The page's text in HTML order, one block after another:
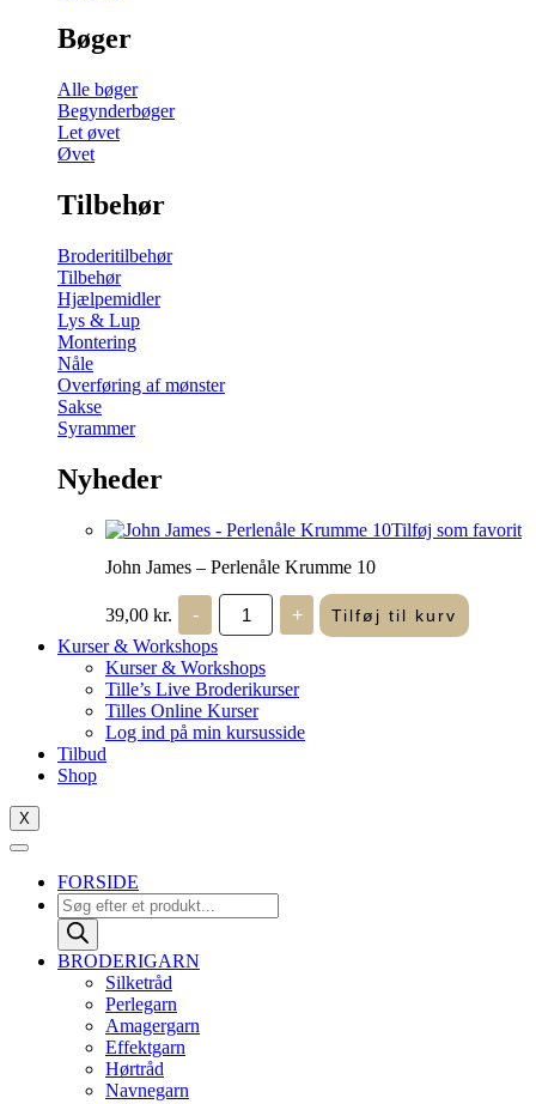
Bøger
Alle bøger
Begynderbøger
Let øvet
Øvet
Tilbehør
Broderitilbehør
Tilbehør
Hjælpemidler
Lys & Lup
Montering
Nåle
Overføring af mønster
Sakse
Syrammer
Nyheder
Tilføj som favorit
John James – Perlenåle Krumme 10
39,00 kr. -
John
James
-
Perlenåle
Krumme
10
antal
+ Tilføj til kurv
Kurser & Workshops
Kurser & Workshops
Tille’s Live Broderikurser
Tilles Online Kurser
Log ind på min kursusside
Tilbud
Shop
X
FORSIDE
Products
search
BRODERIGARN
Silketråd
Perlegarn
Amagergarn
Effektgarn
Hørtråd
Navnegarn